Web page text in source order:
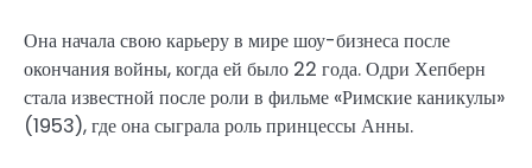
Она начала свою карьеру в мире шоу-бизнеса после
окончания войны, когда ей было 22 года. Одри Хепберн
стала известной после роли в фильме «Римские каникулы»
(1953), где она сыграла роль принцессы Анны.